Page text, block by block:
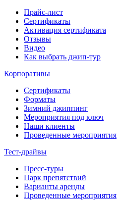
Прайс-лист
Сертификаты
Активация сертификата
Отзывы
Видео
Как выбрать джип-тур
Корпоративы
Сертификаты
Форматы
Зимний джиппинг
Мероприятия под ключ
Наши клиенты
Проведенные мероприятия
Тест-драйвы
Пресс-туры
Парк препятствий
Варианты аренды
Проведенные мероприятия